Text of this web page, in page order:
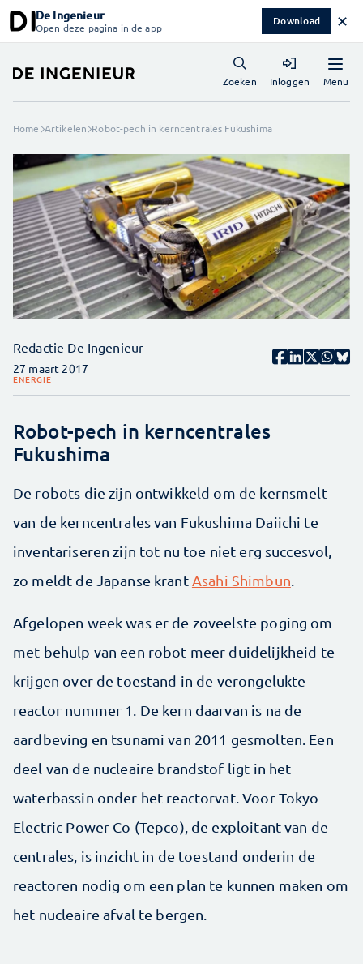
De Ingenieur
Open deze pagina in de app Download ✕
Menu
Zoeken Inloggen
Home Artikelen Robot-pech in kerncentrales Fukushima
Redactie De Ingenieur
27 maart 2017
ENERGIE
Robot-pech in kerncentrales
Fukushima
De robots die zijn ontwikkeld om de kernsmelt
van de kerncentrales van Fukushima Daiichi te
inventariseren zijn tot nu toe niet erg succesvol,
zo meldt de Japanse krant Asahi Shimbun
Afgelopen week was er de zoveelste poging om
met behulp van een robot meer duidelijkheid te
krijgen over de toestand in de verongelukte
reactor nummer 1. De kern daarvan is na de
aardbeving en tsunami van 2011 gesmolten. Een
deel van de nucleaire brandstof ligt in het
waterbassin onder het reactorvat. Voor Tokyo
Electric Power Co (Tepco), de exploitant van de
centrales, is inzicht in de toestand onderin de
reactoren nodig om een plan te kunnen maken om
het nucleaire afval te bergen.